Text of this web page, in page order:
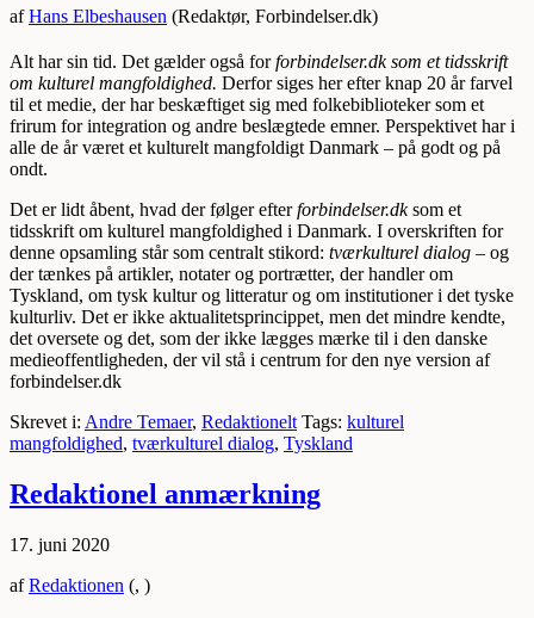
afHans Elbeshausen (Redaktør, Forbindelser.dk)
Alt har sin tid. Det gælder også forforbindelser.dk som et tidsskrift
om kulturel mangfoldighed. Derfor siges her efter knap 20 år farvel
til et medie, der har beskæftiget sig med folkebiblioteker som et
frirum for integration og andre beslægtede emner. Perspektivet har i
alle de år været et kulturelt mangfoldigt Danmark – på godt og på
ondt.
Det er lidt åbent, hvad der følger efterforbindelser.dksom et
tidsskrift om kulturel mangfoldighed i Danmark. I overskriften for
denne opsamling står som centralt stikord: tværkulturel dialog – og
der tænkes på artikler, notater og portrætter, der handlerom
Tyskland, om tysk kultur og litteratur og om institutioner i det tyske
kulturliv. Det er ikke aktualitetsprincippet, men det mindre kendte,
det oversete og det, som der ikke lægges mærke til i den danske
medieoffentligheden, der vil stå i centrum for den nye version af
forbindelser.dk
Skrevet i: Andre Temaer, Redaktionelt Tags: kulturel
mangfoldighed, tværkulturel dialog, Tyskland
Redaktionel anmærkning
17. juni 2020
afRedaktionen (, )